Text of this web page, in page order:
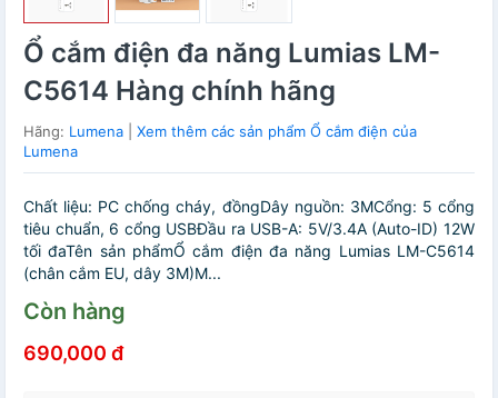
Ổ cắm điện đa năng Lumias LM-
C5614 Hàng chính hãng
Hãng: Lumena
Xem thêm các sản phẩm Ổ cắm điện của
Lumena
Chất liệu: PC chống cháy, đồngDây nguồn: 3MCổng: 5 cổng
tiêu chuẩn, 6 cổng USBĐầu ra USB-A: 5V/3.4A (Auto-ID) 12W
tối đaTên sản phẩmỔ cắm điện đa năng Lumias LM-C5614
(chân cắm EU, dây 3M)M...
Còn hàng
690,000 đ